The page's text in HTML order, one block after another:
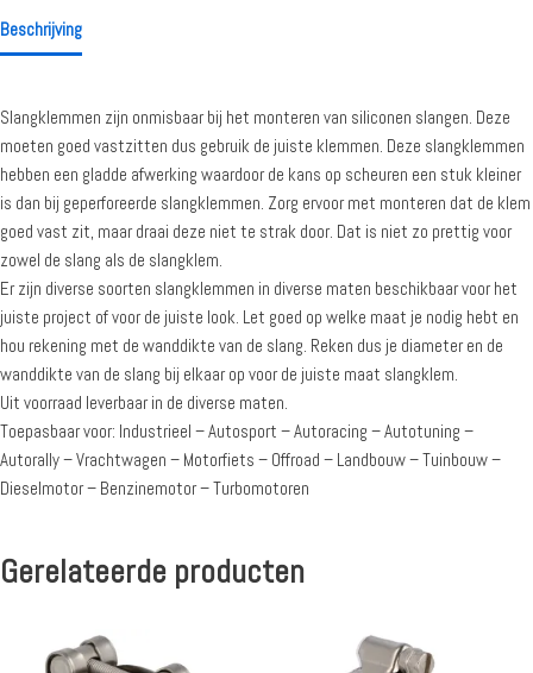
Beschrijving
Slangklemmen zijn onmisbaar bij het monteren van siliconen slangen. Deze
moeten goed vastzitten dus gebruik de juiste klemmen. Deze slangklemmen
hebben een gladde afwerking waardoor de kans op scheuren een stuk kleiner
is dan bij geperforeerde slangklemmen. Zorg ervoor met monteren dat de klem
goed vast zit, maar draai deze niet te strak door. Dat is niet zo prettig voor
zowel de slang als de slangklem.
Er zijn diverse soorten slangklemmen in diverse maten beschikbaar voor het
juiste project of voor de juiste look. Let goed op welke maat je nodig hebt en
hou rekening met de wanddikte van de slang. Reken dus je diameter en de
wanddikte van de slang bij elkaar op voor de juiste maat slangklem.
Uit voorraad leverbaar in de diverse maten.
Toepasbaar voor: Industrieel – Autosport – Autoracing – Autotuning –
Autorally – Vrachtwagen – Motorfiets – Offroad – Landbouw – Tuinbouw –
Dieselmotor – Benzinemotor – Turbomotoren
Gerelateerde producten